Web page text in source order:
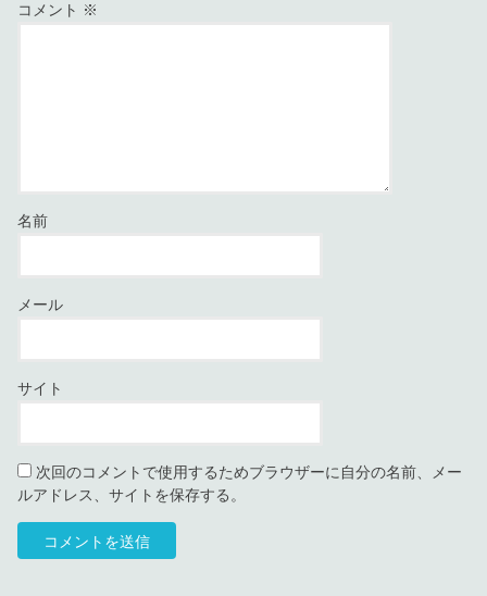
コメント ※
名前
メール
サイト
次回のコメントで使用するためブラウザーに自分の名前、メー
ルアドレス、サイトを保存する。